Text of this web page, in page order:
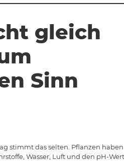
gleich
Sinn
stimmt das selten. Pflanzen haben
Wasser, Luft und den pH-Wert.